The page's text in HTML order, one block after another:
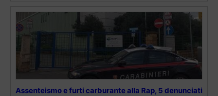
Assenteismo e furti carburante alla Rap, 5 denunciati